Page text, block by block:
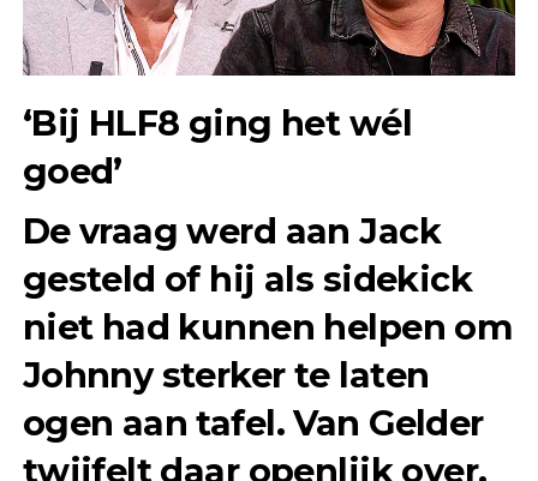
‘Bij HLF8 ging het wél
goed’
De vraag werd aan Jack
gesteld of hij als sidekick
niet had kunnen helpen om
Johnny sterker te laten
ogen aan tafel. Van Gelder
twijfelt daar openlijk over.